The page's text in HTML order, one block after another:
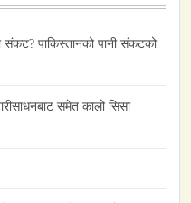
पाकिस्तानको पानी संकटको
समेत कालो सिसा